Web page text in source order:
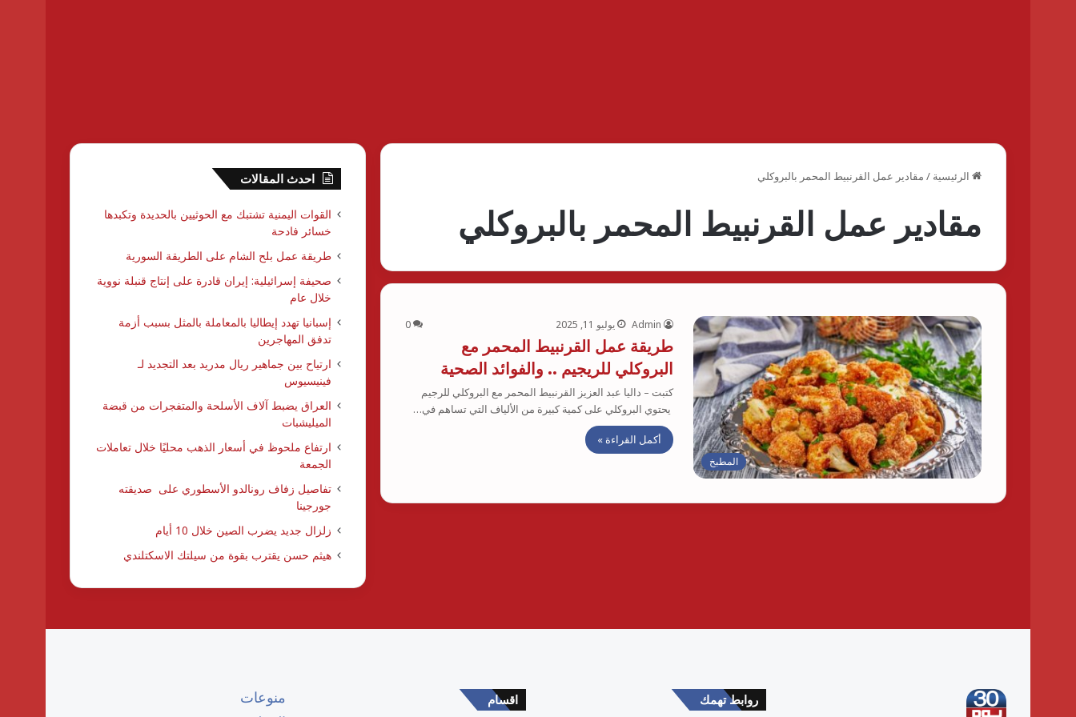
الرئيسية / مقادير عمل القرنبيط المحمر بالبروكلي
مقادير عمل القرنبيط المحمر بالبروكلي
المطبخ
Admin يوليو 11, 2025 0
طريقة عمل القرنبيط المحمر مع
البروكلي للريجيم .. والفوائد الصحية
كتبت – داليا عبد العزيز القرنبيط المحمر مع البروكلي للرجيم
يحتوي البروكلي على كمية كبيرة من الألياف التي تساهم في…
أكمل القراءة »
احدث المقالات
القوات اليمنية تشتبك مع الحوثيين بالحديدة وتكبدها
خسائر فادحة
طريقة عمل بلح الشام على الطريقة السورية
صحيفة إسرائيلية: إيران قادرة على إنتاج قنبلة نووية
خلال عام
إسبانيا تهدد إيطاليا بالمعاملة بالمثل بسبب أزمة
تدفق المهاجرين
ارتياح بين جماهير ريال مدريد بعد التجديد لـ
فينيسيوس
العراق يضبط آلاف الأسلحة والمتفجرات من قبضة
الميليشبات
ارتفاع ملحوظ في أسعار الذهب محليًا خلال تعاملات
الجمعة
تفاصيل زفاف رونالدو الأسطوري على صديقته
جورجينا
زلزال جديد يضرب الصين خلال 10 أيام
هيثم حسن يقترب بقوة من سيلتك الاسكتلندي
روابط تهمك اقسام
منوعات